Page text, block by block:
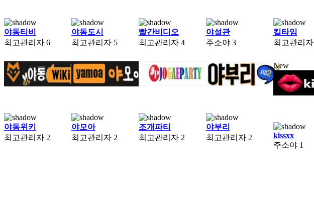
야동티비
최고관리자 6
야동도시
최고관리자 5
빨간비디오
최고관리자 4
야설관
주소야 3
킬타임
최고관리자
야동위키
최고관리자 2
야모아
최고관리자 2
조개파티
최고관리자 2
야부리
최고관리자 2
New
kissxx
주소야 1